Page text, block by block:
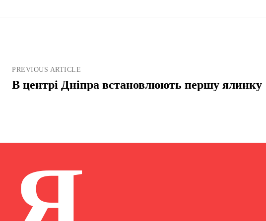
PREVIOUS ARTICLE
В центрі Дніпра встановлюють першу ялинку